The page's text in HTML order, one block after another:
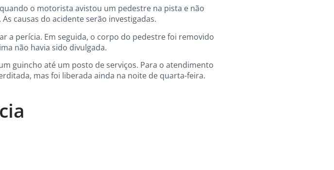
o motorista avistou um pedestre na pista e não
causas do acidente serão investigadas.
a perícia. Em seguida, o corpo do pedestre foi removido
não havia sido divulgada.
guincho até um posto de serviços. Para o atendimento
mas foi liberada ainda na noite de quarta-feira.